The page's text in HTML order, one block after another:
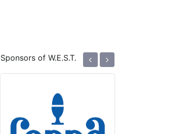
Sponsors of W.E.S.T. ‹ ›